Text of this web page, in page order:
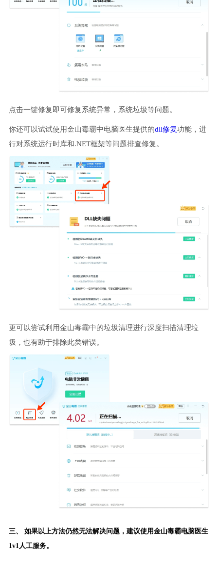
点击一键修复即可修复系统异常，系统垃圾等问题。
你还可以试试使用金山毒霸中电脑医生提供的dll修复功能，进
行对系统运行时库和.NET框架等问题排查修复。
更可以尝试利用金山毒霸中的垃圾清理进行深度扫描清理垃
圾，也有助于排除此类错误。
三、 如果以上方法仍然无法解决问题，建议使用金山毒霸电脑医生
1v1人工服务。